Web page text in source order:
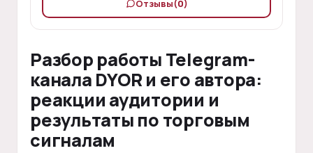
Отзывы(0)
Разбор работы Telegram-
канала DYOR и его автора:
реакции аудитории и
результаты по торговым
сигналам